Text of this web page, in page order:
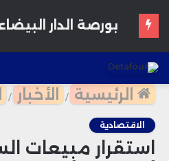
الرئيسية / الأخبار /
الاقتصادية
استقرار مبيعات